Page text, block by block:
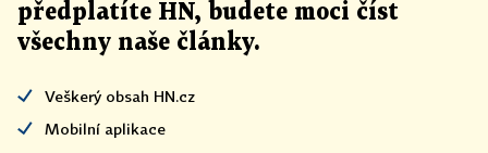
předplatíte HN, budete moci číst
všechny naše články.
Veškerý obsah HN.cz
Mobilní aplikace